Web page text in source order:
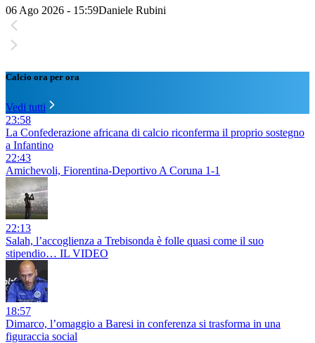
06 Ago 2026 - 15:59Daniele Rubini
Calcio ora per ora
Vedi tutti
23:58
La Confederazione africana di calcio riconferma il proprio sostegno
a Infantino
22:43
Amichevoli, Fiorentina-Deportivo A Coruna 1-1
22:13
Salah, l’accoglienza a Trebisonda è folle quasi come il suo
stipendio… IL VIDEO
18:57
Dimarco, l’omaggio a Baresi in conferenza si trasforma in una
figuraccia social